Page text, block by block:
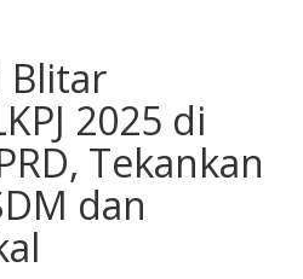
Blitar
2025 di
Tekankan
dan